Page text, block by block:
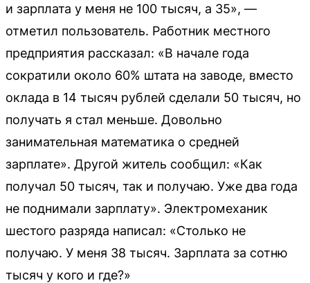
и зарплата у меня не 100 тысяч, а 35», —
отметил пользователь. Работник местного
предприятия рассказал: «В начале года
сократили около 60% штата на заводе, вместо
оклада в 14 тысяч рублей сделали 50 тысяч, но
получать я стал меньше. Довольно
занимательная математика о средней
зарплате». Другой житель сообщил: «Как
получал 50 тысяч, так и получаю. Уже два года
не поднимали зарплату». Электромеханик
шестого разряда написал: «Столько не
получаю. У меня 38 тысяч. Зарплата за сотню
тысяч у кого и где?»